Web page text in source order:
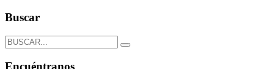
Buscar
Encuéntranos